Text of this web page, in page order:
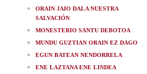
ORAIN JAIO DALA NUESTRA
SALVACIÓN
MONESTERIO SANTU DEBOTOA
MUNDU GUZTIAN ORAIN EZ DAGO
EGUN BATEAN NENDORRELA
ENE LAZTANA ENE LINDEA